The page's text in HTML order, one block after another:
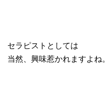
セラピストとしては
当然、興味惹かれますよね。